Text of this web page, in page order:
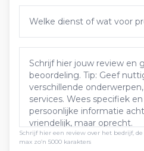
Schrijf hier een review over het bedrijf,
max zo’n 5000 karakters